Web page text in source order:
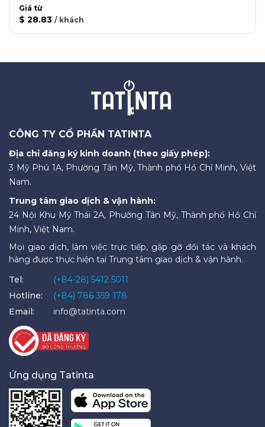
Giá từ
$ 28.83 / khách
CÔNG TY CỔ PHẦN TATINTA
Địa chỉ đăng ký kinh doanh (theo giấy phép):
3 Mỹ Phú 1A, Phường Tân Mỹ, Thành phố Hồ Chí Minh, Việt
Nam.
Trung tâm giao dịch & vận hành:
24 Nội Khu Mỹ Thái 2A, Phường Tân Mỹ, Thành phố Hồ Chí
Minh, Việt Nam.
Mọi giao dịch, làm việc trực tiếp, gặp gỡ đối tác và khách
hàng được thực hiện tại Trung tâm giao dịch & vận hành.
Tel:
(+84-28) 5412 5011
Hotline:
(+84) 786 359 178
Email:
info@tatinta.com
Ứng dụng Tatinta